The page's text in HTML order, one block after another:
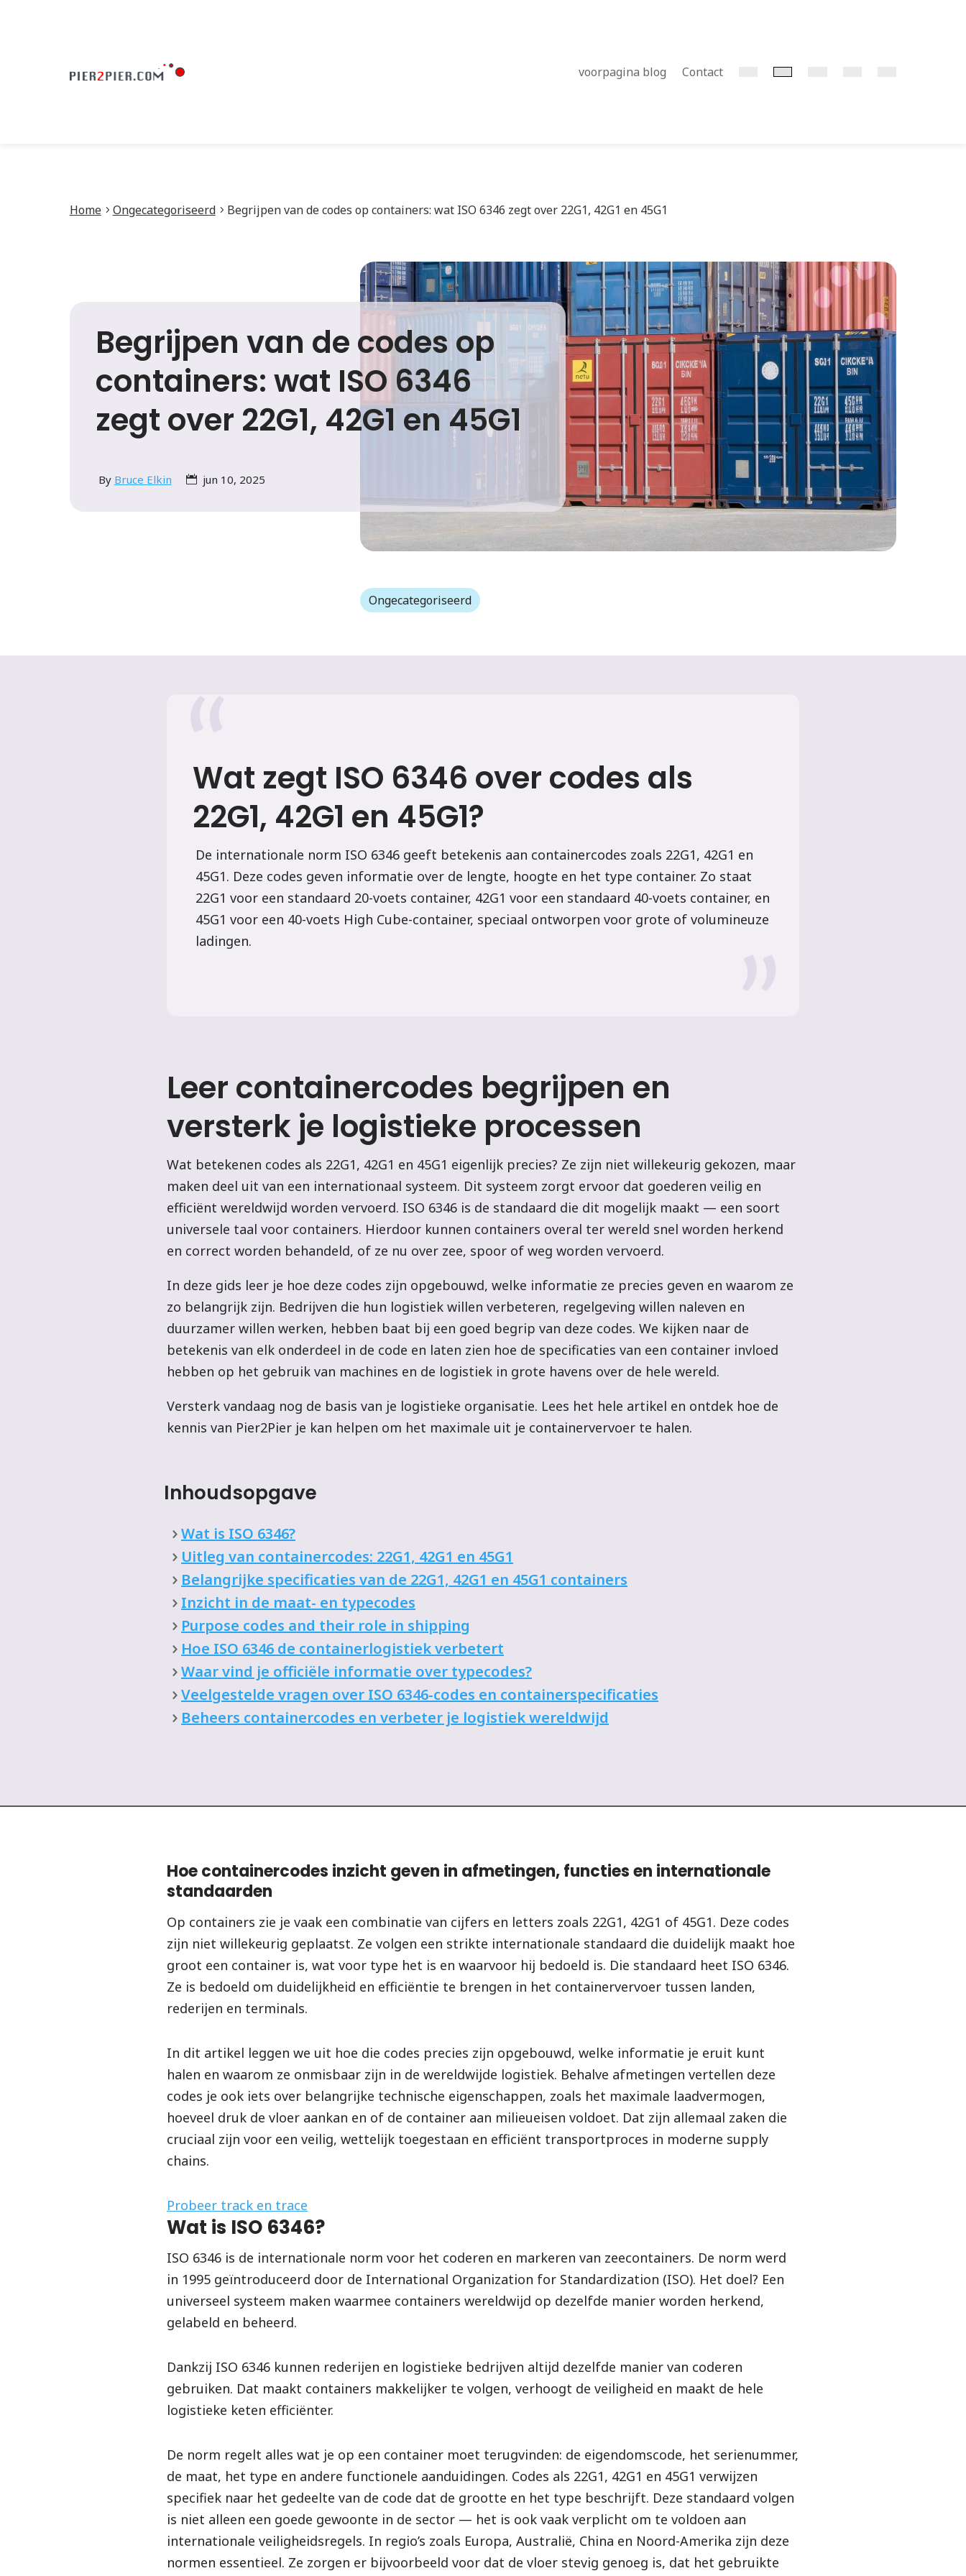
voorpagina blog Contact
Home Ongecategoriseerd Begrijpen van de codes op containers: wat ISO 6346 zegt over 22G1, 42G1 en 45G1
Begrijpen van de codes op
containers: wat ISO 6346
zegt over 22G1, 42G1 en 45G1
By Bruce Elkin jun 10, 2025
Ongecategoriseerd
Wat zegt ISO 6346 over codes als
22G1, 42G1 en 45G1?
De internationale norm ISO 6346 geeft betekenis aan containercodes zoals 22G1, 42G1 en
45G1. Deze codes geven informatie over de lengte, hoogte en het type container. Zo staat
22G1 voor een standaard 20-voets container, 42G1 voor een standaard 40-voets container, en
45G1 voor een 40-voets High Cube-container, speciaal ontworpen voor grote of volumineuze
ladingen.
Leer containercodes begrijpen en
versterk je logistieke processen
Wat betekenen codes als 22G1, 42G1 en 45G1 eigenlijk precies? Ze zijn niet willekeurig gekozen, maar
maken deel uit van een internationaal systeem. Dit systeem zorgt ervoor dat goederen veilig en
efficiënt wereldwijd worden vervoerd. ISO 6346 is de standaard die dit mogelijk maakt — een soort
universele taal voor containers. Hierdoor kunnen containers overal ter wereld snel worden herkend
en correct worden behandeld, of ze nu over zee, spoor of weg worden vervoerd.
In deze gids leer je hoe deze codes zijn opgebouwd, welke informatie ze precies geven en waarom ze
zo belangrijk zijn. Bedrijven die hun logistiek willen verbeteren, regelgeving willen naleven en
duurzamer willen werken, hebben baat bij een goed begrip van deze codes. We kijken naar de
betekenis van elk onderdeel in de code en laten zien hoe de specificaties van een container invloed
hebben op het gebruik van machines en de logistiek in grote havens over de hele wereld.
Versterk vandaag nog de basis van je logistieke organisatie. Lees het hele artikel en ontdek hoe de
kennis van Pier2Pier je kan helpen om het maximale uit je containervervoer te halen.
Inhoudsopgave
Wat is ISO 6346?
Uitleg van containercodes: 22G1, 42G1 en 45G1
Belangrijke specificaties van de 22G1, 42G1 en 45G1 containers
Inzicht in de maat- en typecodes
Purpose codes and their role in shipping
Hoe ISO 6346 de containerlogistiek verbetert
Waar vind je officiële informatie over typecodes?
Veelgestelde vragen over ISO 6346-codes en containerspecificaties
Beheers containercodes en verbeter je logistiek wereldwijd
Hoe containercodes inzicht geven in afmetingen, functies en internationale
standaarden
Op containers zie je vaak een combinatie van cijfers en letters zoals 22G1, 42G1 of 45G1. Deze codes
zijn niet willekeurig geplaatst. Ze volgen een strikte internationale standaard die duidelijk maakt hoe
groot een container is, wat voor type het is en waarvoor hij bedoeld is. Die standaard heet ISO 6346.
Ze is bedoeld om duidelijkheid en efficiëntie te brengen in het containervervoer tussen landen,
rederijen en terminals.
In dit artikel leggen we uit hoe die codes precies zijn opgebouwd, welke informatie je eruit kunt
halen en waarom ze onmisbaar zijn in de wereldwijde logistiek. Behalve afmetingen vertellen deze
codes je ook iets over belangrijke technische eigenschappen, zoals het maximale laadvermogen,
hoeveel druk de vloer aankan en of de container aan milieueisen voldoet. Dat zijn allemaal zaken die
cruciaal zijn voor een veilig, wettelijk toegestaan en efficiënt transportproces in moderne supply
chains.
Probeer track en trace
Wat is ISO 6346?
ISO 6346 is de internationale norm voor het coderen en markeren van zeecontainers. De norm werd
in 1995 geïntroduceerd door de International Organization for Standardization (ISO). Het doel? Een
universeel systeem maken waarmee containers wereldwijd op dezelfde manier worden herkend,
gelabeld en beheerd.
Dankzij ISO 6346 kunnen rederijen en logistieke bedrijven altijd dezelfde manier van coderen
gebruiken. Dat maakt containers makkelijker te volgen, verhoogt de veiligheid en maakt de hele
logistieke keten efficiënter.
De norm regelt alles wat je op een container moet terugvinden: de eigendomscode, het serienummer,
de maat, het type en andere functionele aanduidingen. Codes als 22G1, 42G1 en 45G1 verwijzen
specifiek naar het gedeelte van de code dat de grootte en het type beschrijft. Deze standaard volgen
is niet alleen een goede gewoonte in de sector — het is ook vaak verplicht om te voldoen aan
internationale veiligheidsregels. In regio’s zoals Europa, Australië, China en Noord-Amerika zijn deze
normen essentieel. Ze zorgen er bijvoorbeeld voor dat de vloer stevig genoeg is, dat het gebruikte